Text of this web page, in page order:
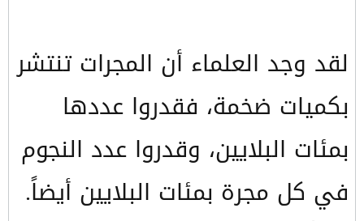
لقد وجد العلماء أن المجرات تنتشر
بكميات ضخمة، فقدروا عددها
بمئات البلايين، وقدروا عدد النجوم
في كل مجرة بمئات البلايين أيضاً.